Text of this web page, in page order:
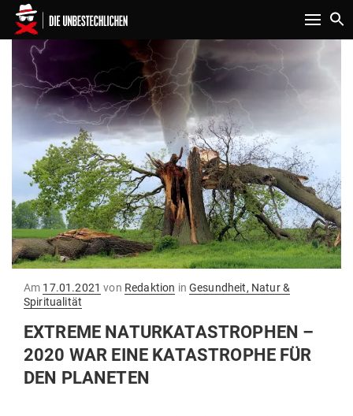
Toggle
Am Gepostet
am
17.01.2021 von Redaktion in Gesundheit, Natur &
Spiritualität
EXTREME NATUR­KA­TA­STROPHEN –
2020 WAR EINE KATA­STROPHE FÜR
DEN PLANETEN